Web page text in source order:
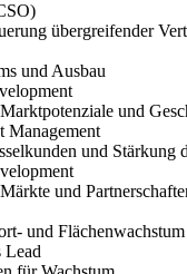
übergreifender
und Ausbau
und
Management
und Stärkung
und
und Flächenwachstum
Lead